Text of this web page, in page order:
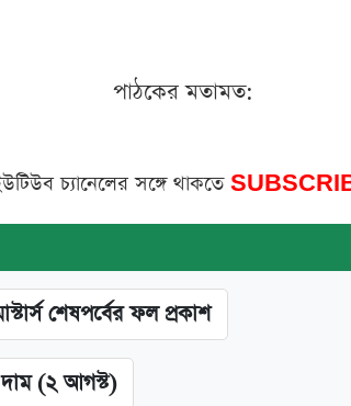
পাঠকের মতামত:
চ্যানেলের সঙ্গে থাকতে
শেষপর্বের ফল প্রকাশ
দাম (২ আগস্ট)